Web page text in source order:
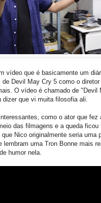
vídeo que é basicamente um
Devil May Cry 5 como o
O vídeo é chamado de "Devil
que vi muita filosofia ali.
como o ator que fez
das filmagens e a queda ficou
Nico originalmente seria uma
uma Tron Bonne mais
humor nela.